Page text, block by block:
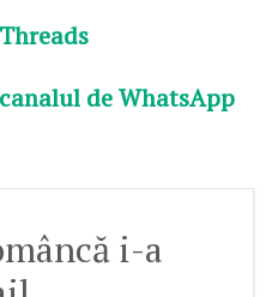
de WhatsApp
i-a